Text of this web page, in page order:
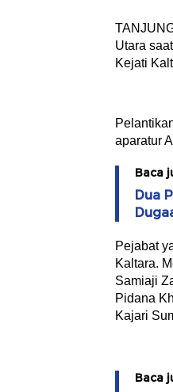
Utara
Kejati
aparatur
Baca
Dua
Pejabat
Kaltara.
Samiaji
Pidana
Kajari
Baca